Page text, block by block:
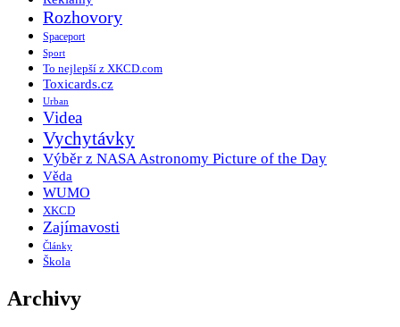
Rozhovory
Spaceport
Sport
To nejlepší z XKCD.com
Toxicards.cz
Urban
Videa
Vychytávky
Výběr z NASA Astronomy Picture of the Day
Věda
WUMO
XKCD
Zajímavosti
Články
Škola
Archivy